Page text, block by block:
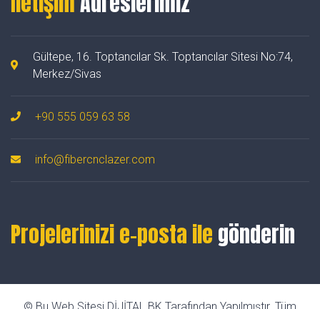
Gültepe, 16. Toptancılar Sk. Toptancılar Sitesi No:74,
Merkez/Sivas
+90 555 059 63 58
info@fibercnclazer.com
Projelerinizi e-posta ile gönderin